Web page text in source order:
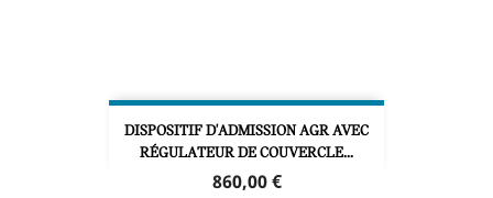
DISPOSITIF D'ADMISSION AGR AVEC
RÉGULATEUR DE COUVERCLE...
Prix
860,00 €